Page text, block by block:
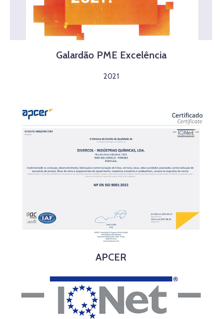
Galardão PME Excelência
2021
APCER